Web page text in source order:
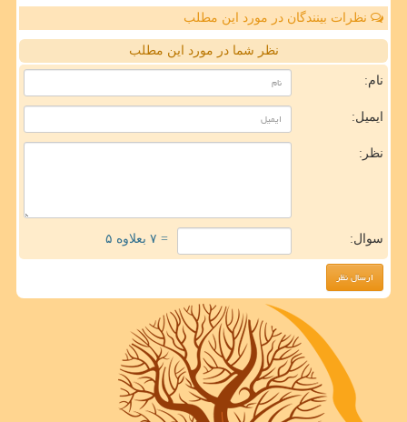
نظرات بینندگان در مورد این مطلب
نظر شما در مورد این مطلب
نام:
ایمیل:
نظر:
سوال: = ۷ بعلاوه ۵